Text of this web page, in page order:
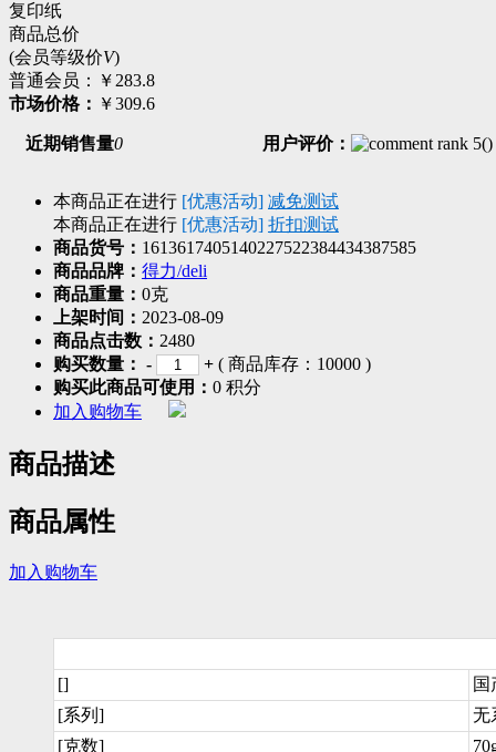
复印纸
商品总价
(会员等级价V)
普通会员：
￥283.8
市场价格： ￥309.6
近期销售量0 用户评价： ()
本商品正在进行 [优惠活动] 减免测试
本商品正在进行 [优惠活动] 折扣测试
商品货号： 1613617405140227522384434387585
商品品牌： 得力/deli
商品重量： 0克
上架时间： 2023-08-09
商品点击数： 2480
购买数量： - + ( 商品库存： 10000 )
购买此商品可使用： 0 积分
加入购物车
商品描述
商品属性
加入购物车
[]
国
[系列]
无
[克数]